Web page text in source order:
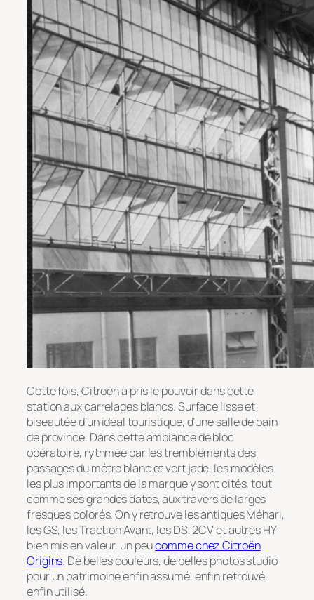
Cette fois, Citroën a pris le pouvoir dans cette
station aux carrelages blancs. Surface lisse et
biseautée d’un idéal touristique, d’une salle de bain
de province. Dans cette ambiance de bloc
opératoire, rythmée par les tremblements des
passages du métro blanc et vert jade, les modèles
les plus importants de la marque y sont cités, tout
comme ses grandes dates, aux travers de larges
fresques colorés. On y retrouve les antiques Méhari,
les GS, les Traction Avant, les DS, 2CV et autres HY
bien mis en valeur, un peucomme chez Citroën
Origins. De belles couleurs, de belles photos studio
pour un patrimoine enfin assumé, enfin retrouvé,
enfin utilisé.